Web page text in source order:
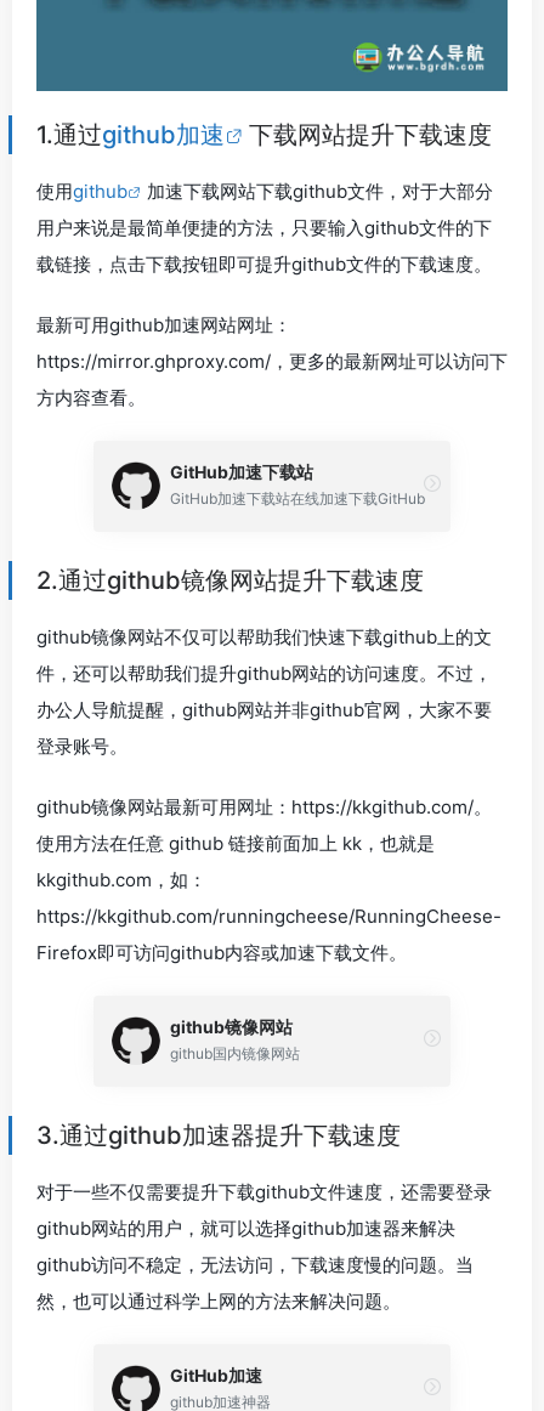
1.通过github加速 下载网站提升下载速度
使用github
加速下载网站下载github文件，对于大部分
用户来说是最简单便捷的方法，只要输入github文件的下
载链接，点击下载按钮即可提升github文件的下载速度。
最新可用github加速网站网址：
https://mirror.ghproxy.com/，更多的最新网址可以访问下
方内容查看。
GitHub加速下载站
GitHub加速下载站在线加速下载GitHub
2.通过github镜像网站提升下载速度
github镜像网站不仅可以帮助我们快速下载github上的文
件，还可以帮助我们提升github网站的访问速度。不过，
办公人导航提醒，github网站并非github官网，大家不要
登录账号。
github镜像网站最新可用网址：https://kkgithub.com/。
使用方法在任意 github 链接前面加上 kk，也就是
kkgithub.com，如：
https://kkgithub.com/runningcheese/RunningCheese-
Firefox即可访问github内容或加速下载文件。
github镜像网站
github国内镜像网站
3.通过github加速器提升下载速度
对于一些不仅需要提升下载github文件速度，还需要登录
github网站的用户，就可以选择github加速器来解决
github访问不稳定，无法访问，下载速度慢的问题。当
然，也可以通过科学上网的方法来解决问题。
GitHub加速
github加速神器